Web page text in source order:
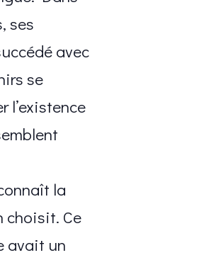
ses
avec
se
l’existence
la
choisit. Ce
avait un